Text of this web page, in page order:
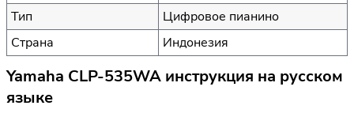
Тип
Цифровое пианино
Страна
Индонезия
Yamaha CLP-535WA инструкция на русском
языке